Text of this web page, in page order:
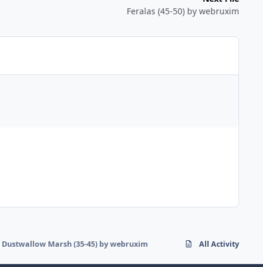
Feralas (45-50) by webruxim
Dustwallow Marsh (35-45) by webruxim All Activity